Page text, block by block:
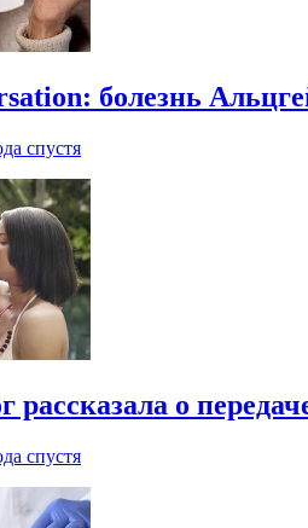
болезнь
спустя
рассказала о
спустя